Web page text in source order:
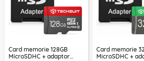
Card memorie 128GB
MicroSDHC + adaptor
Card memorie
MicroSDHC +